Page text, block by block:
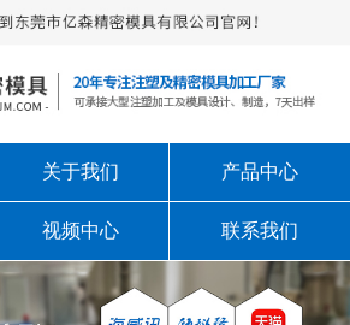
关于我们 产品中心
视频中心 联系我们